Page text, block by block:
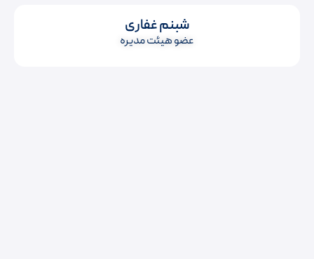
شبنم غفاری
عضو هیئت مدیره